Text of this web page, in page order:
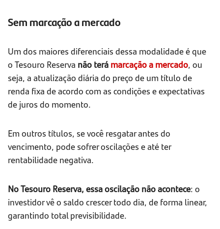
Sem marcação a mercado
Um dos maiores diferenciais dessa modalidade é que
o Tesouro Reserva não terá marcação a mercado, ou
seja, a atualização diária do preço de um título de
renda fixa de acordo com as condições e expectativas
de juros do momento.
Em outros títulos, se você resgatar antes do
vencimento, pode sofrer oscilações e até ter
rentabilidade negativa.
No Tesouro Reserva, essa oscilação não acontece: o
investidor vê o saldo crescer todo dia, de forma linear,
garantindo total previsibilidade.